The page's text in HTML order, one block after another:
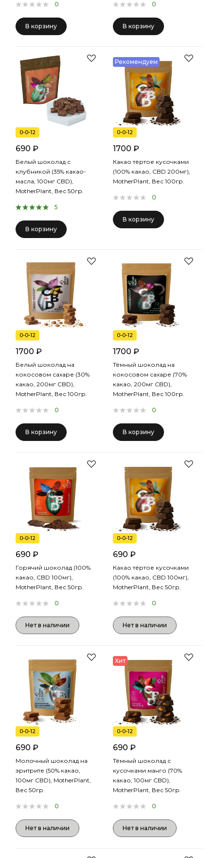
0
В корзину
0
В корзину
0-0-12
690 ₽
Белый шоколад с
клубникой (35% какао-
масла, 100мг CBD),
MotherPlant, Вес 50гр.
5
В корзину
Рекомендуем
0-0-12
1700 ₽
Какао тёртое кусочками
(100% какао, CBD 200мг),
MotherPlant, Вес 100гр.
0
В корзину
0-0-12
1700 ₽
Белый шоколад на
кокосовом сахаре (30%
какао, 200мг CBD),
MotherPlant, Вес 100гр.
0
В корзину
0-0-12
1700 ₽
Тёмный шоколад на
кокосовом сахаре (70%
какао, 200мг CBD),
MotherPlant, Вес 100гр.
0
В корзину
0-0-12
690 ₽
Горячий шоколад (100%
какао, CBD 100мг),
MotherPlant, Вес 50гр.
0
Нет в наличии
0-0-12
690 ₽
Какао тёртое кусочками
(100% какао, CBD 100мг),
MotherPlant, Вес 50гр.
0
Нет в наличии
0-0-12
690 ₽
Молочный шоколад на
эритрите (50% какао,
100мг CBD), MotherPlant,
Вес 50гр.
0
Нет в наличии
Хит
0-0-12
690 ₽
Тёмный шоколад с
кусочками манго (70%
какао, 100мг CBD),
MotherPlant, Вес 50гр.
0
Нет в наличии